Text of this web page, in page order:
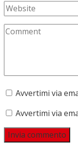
Avvertimi via
Avvertimi via